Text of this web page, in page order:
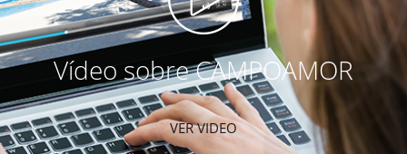
Vídeo sobre CAMPOAMOR
VER VIDEO